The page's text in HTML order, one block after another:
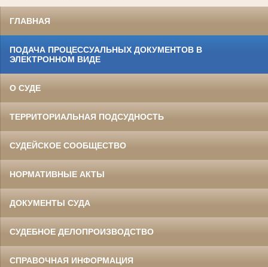
ГЛАВНАЯ
ПОДАЧА ПРОЦЕССУАЛЬНЫХ ДОКУМЕНТОВ В
ЭЛЕКТРОННОМ ВИДЕ
О СУДЕ
ТЕРРИТОРИАЛЬНАЯ ПОДСУДНОСТЬ
СУДЕЙСКОЕ СООБЩЕСТВО
НОРМАТИВНЫЕ АКТЫ
ДОКУМЕНТЫ СУДА
СУДЕБНОЕ ДЕЛОПРОИЗВОДСТВО
СПРАВОЧНАЯ ИНФОРМАЦИЯ